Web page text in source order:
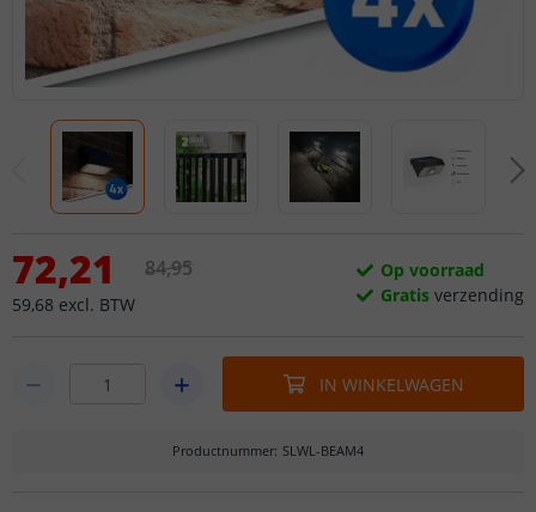
72,21
59,68 excl. BTW
84,95
Op voorraad
Gratis verzending
IN WINKELWAGEN
Productnummer: SLWL-BEAM4